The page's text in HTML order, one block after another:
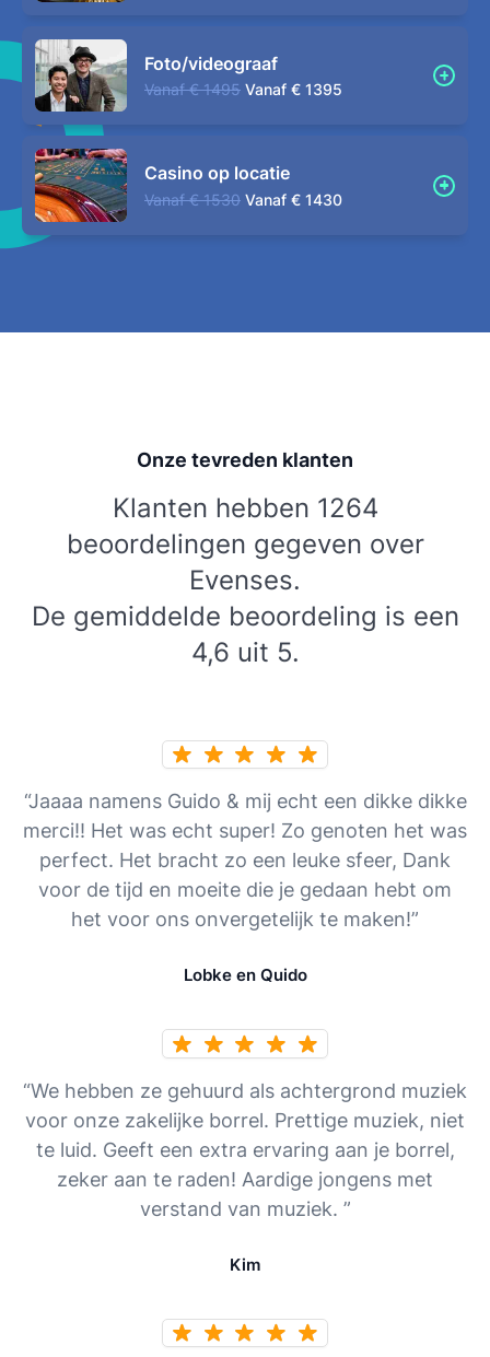
Foto/videograaf
Vanaf € 1495 Vanaf € 1395
Casino op locatie
Vanaf € 1530 Vanaf € 1430
Onze tevreden klanten
Klanten hebben 1264
beoordelingen gegeven over
Evenses.
De gemiddelde beoordeling is een
4,6 uit 5.
“Jaaaa namens Guido & mij echt een dikke dikke
merci!! Het was echt super! Zo genoten het was
perfect. Het bracht zo een leuke sfeer, Dank
voor de tijd en moeite die je gedaan hebt om
het voor ons onvergetelijk te maken!”
Lobke en Quido
“We hebben ze gehuurd als achtergrond muziek
voor onze zakelijke borrel. Prettige muziek, niet
te luid. Geeft een extra ervaring aan je borrel,
zeker aan te raden! Aardige jongens met
verstand van muziek. ”
Kim